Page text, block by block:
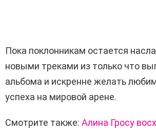
Пока поклонникам остается
новыми треками из только что
альбома и искренне желать
успеха на мировой арене.
Смотрите также: Алина Гросу